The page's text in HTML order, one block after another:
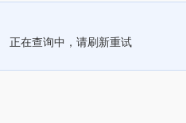
正在查询中，请刷新重试